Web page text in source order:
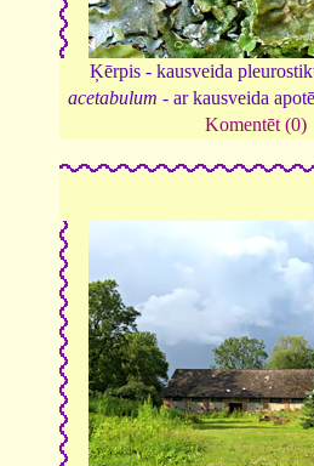
Ķērpis - kausveida
acetabulum - ar kausveida
Komentēt (0)